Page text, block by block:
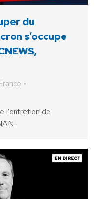
du
s’occupe
l’entretien de
!